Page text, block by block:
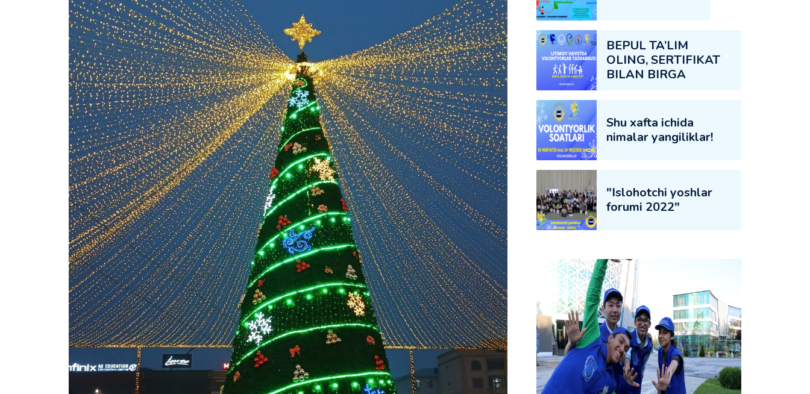
BEPUL TA’LIM
OLING, SERTIFIKAT
BILAN BIRGA
Shu xafta ichida
nimalar yangiliklar!
"Islohotchi yoshlar
forumi 2022"